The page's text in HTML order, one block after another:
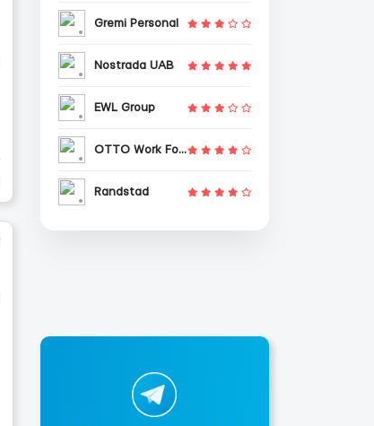
Gremi Personal
Nostrada UAB
EWL Group
OTTO Work Force
Randstad